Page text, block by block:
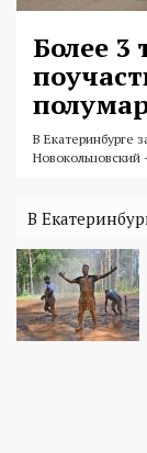
Более 3
В Екатеринбурге
Новокольцовский
В